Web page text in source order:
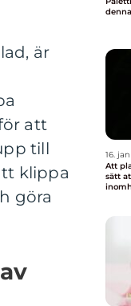
är
att
till
klippa
göra
16. jan
Att
sätt